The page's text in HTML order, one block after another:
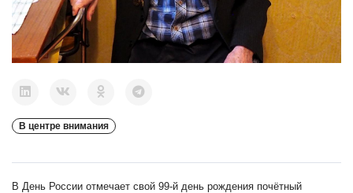
В центре внимания
В День России отмечает свой 99-й день рождения почётный